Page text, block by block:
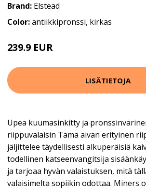
Brand: Elstead
Color:antiikkipronssi, kirkas
239.9 EUR
LISÄTIETOJA
Upea kuumasinkitty ja
riippuvalaisin Tämä aivan erityinen
jäljittelee täydellisesti alkuperäisiä
todellinen katseenvangitsija
ja tarjoaa hyvän valaistuksen, mitä
valaisimelta sopiikin odottaa. Miners